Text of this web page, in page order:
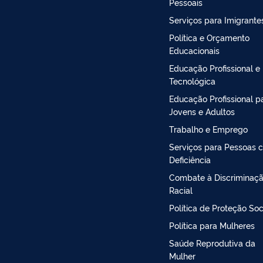
Serviços para
Política e Orçamento
Educacionais
Educação Profissional e
Tecnológica
Educação Profissional
Jovens e Adultos
Trabalho e Emprego
Serviços para Pessoas
Deficiência
Combate à
Racial
Política de Proteção
Política para Mulheres
Saúde Reprodutiva da
Mulher